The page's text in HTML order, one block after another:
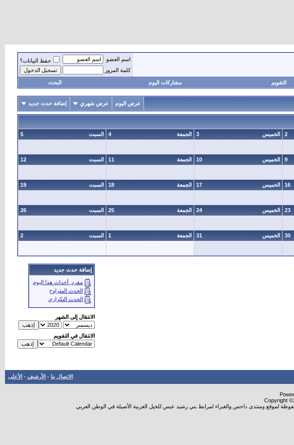
اسم العضو
حفظ البيانات؟
كلمة المرور
التقويم مشاركات اليوم البحث
عرض اليوم عرض شهري إضافة حدث جديد
2
3 الخميس 4 الجمعة 5 السبت
9
10 الخميس 11 الجمعة 12 السبت
16
17 الخميس 18 الجمعة 19 السبت
23
24 الخميس 25 الجمعة 26 السبت
30
31 الخميس 1 الجمعة 2 السبت
إضافة حدث جديد
مفرد, أحداث هذا اليوم
الحدث المتراوح
الحدث التكراري
الانتقال إلى الشهر
الانتقال في التقويم
الاتصال بنا - الأرشيف - الأعلى
Copyright
لموقع ومنتدى داحس والغبراء لمرابط بني رشيد عبس للخيل العربية الأصيلة في الوطن العربي